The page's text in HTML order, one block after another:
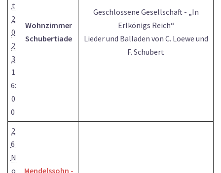
t
2
0
2
3
1
6:
0
0
Wohnzimmer
Schubertiade
Geschlossene Gesellschaft - „In
Erlkönigs Reich“
Lieder und Balladen von C. Loewe und
F. Schubert
2
6
N
o
Mendelssohn -